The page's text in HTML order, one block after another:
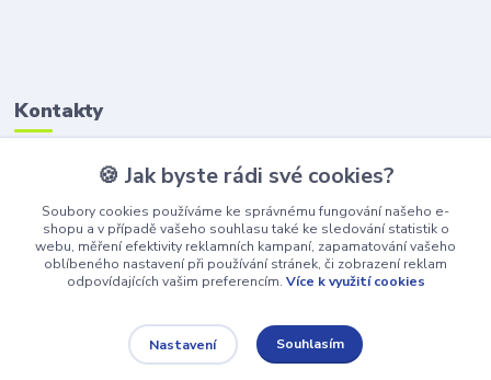
Kontakty
(Po-Pá, 8-16 hod.)
awepe@atelier-wepe.cz
🍪 Jak byste rádi své cookies?
Soubory cookies používáme ke správnému fungování našeho e-
shopu a v případě vašeho souhlasu také ke sledování statistik o
webu, měření efektivity reklamních kampaní, zapamatování vašeho
oblíbeného nastavení při používání stránek, či zobrazení reklam
odpovídajících vašim preferencím. Více k využití cookies
Nastavení Souhlasím